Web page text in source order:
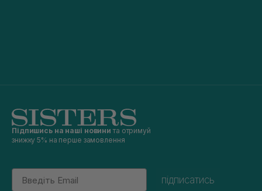
Підпишись на наші новини та отримуй
знижку 5% на перше замовлення
Email
підписатись